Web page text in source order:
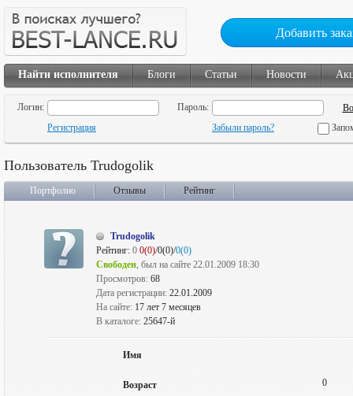
Добавить
Найти исполнителя Блоги Статьи Новости
Логин:
Пароль:
Регистрация
Забыли пароль?
Пользователь Trudogolik
Портфолио Отзывы Рейтинг
Trudogolik
Рейтинг: 0 0(0)/0(0)/0(0)
Свободен, был на сайте 22.01.2009 18:30
Просмотров: 68
Дата регистрации: 22.01.2009
На сайте: 17 лет 7 месяцев
В каталоге: 25647-й
Имя
Возраст 0